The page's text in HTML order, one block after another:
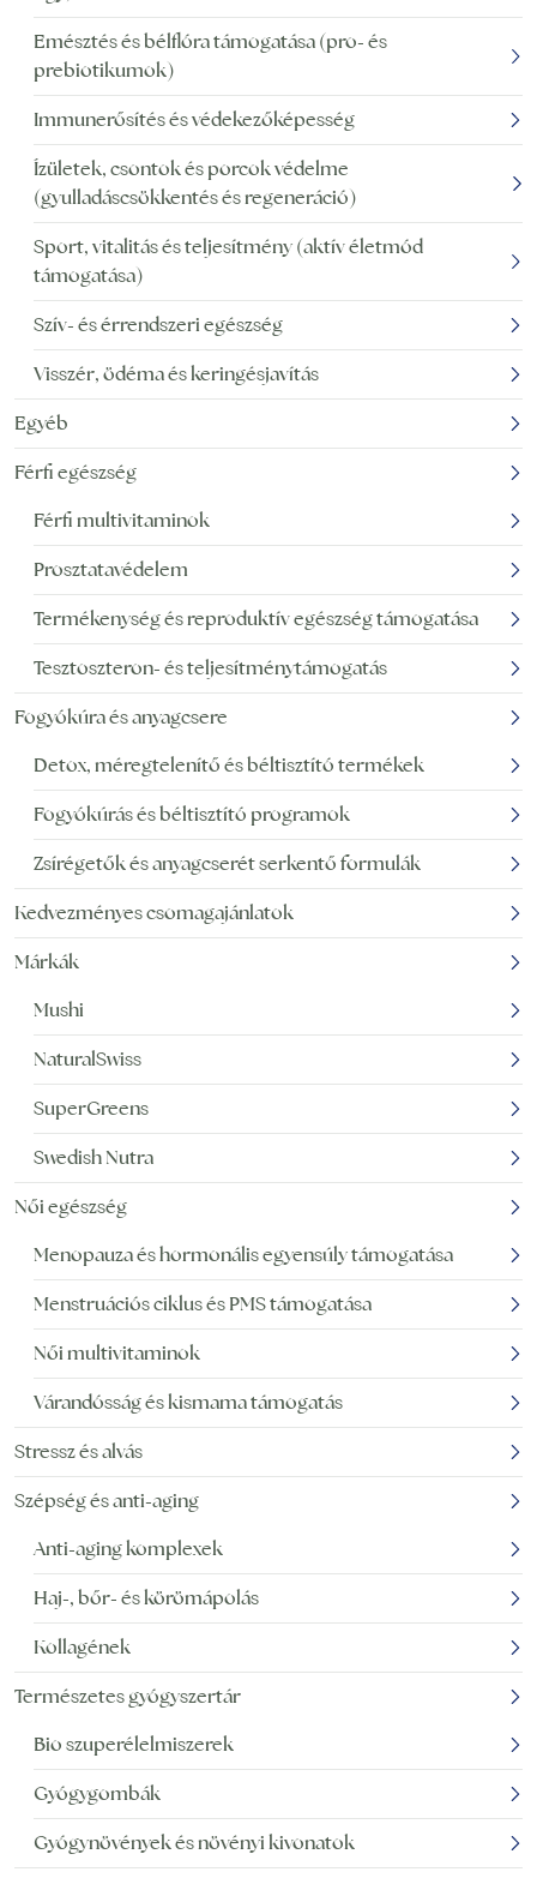
Emésztés és bélflóra támogatása (pro- és
prebiotikumok)
Immunerősítés és védekezőképesség
Ízületek, csontok és porcok védelme
(gyulladáscsökkentés és regeneráció)
Sport, vitalitás és teljesítmény (aktív életmód
támogatása)
Szív- és érrendszeri egészség
Visszér, ödéma és keringésjavítás
Egyéb
Férfi egészség
Férfi multivitaminok
Prosztatavédelem
Termékenység és reproduktív egészség támogatása
Tesztoszteron- és teljesítménytámogatás
Fogyókúra és anyagcsere
Detox, méregtelenítő és béltisztító termékek
Fogyókúrás és béltisztító programok
Zsírégetők és anyagcserét serkentő formulák
Kedvezményes csomagajánlatok
Márkák
Mushi
NaturalSwiss
SuperGreens
Swedish Nutra
Női egészség
Menopauza és hormonális egyensúly támogatása
Menstruációs ciklus és PMS támogatása
Női multivitaminok
Várandósság és kismama támogatás
Stressz és alvás
Szépség és anti-aging
Anti-aging komplexek
Haj-, bőr- és körömápolás
Kollagének
Természetes gyógyszertár
Bio szuperélelmiszerek
Gyógygombák
Gyógynövények és növényi kivonatok